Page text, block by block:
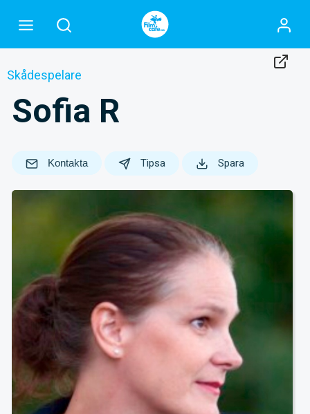
Skådespelare
Sofia R
Kontakta Tipsa Spara